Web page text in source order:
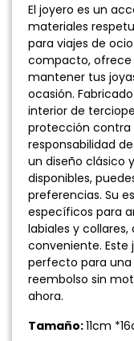
El joyero es un
materiales
para viajes de
compacto, ofrece
mantener tus
ocasión.
interior de
protección contra
responsabilidad
un diseño clásico
disponibles,
preferencias. Su
específicos para
labiales y
conveniente. Este
perfecto para
reembolso sin
ahora.
Tamaño:11cm